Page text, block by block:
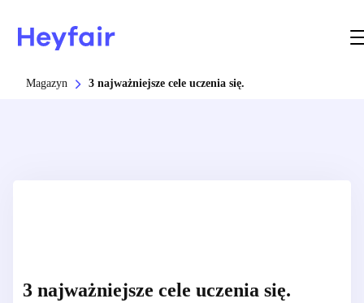
Magazyn 3 najważniejsze cele uczenia się.
3 najważniejsze cele uczenia się.